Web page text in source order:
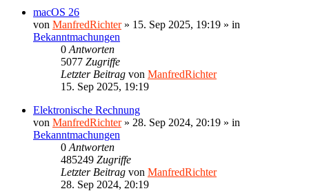
macOS 26
von ManfredRichter» 15. Sep 2025, 19:19 » in
Bekanntmachungen
0 Antworten
5077 Zugriffe
Letzter Beitrag von ManfredRichter
15. Sep 2025, 19:19
Elektronische Rechnung
von ManfredRichter» 28. Sep 2024, 20:19 » in
Bekanntmachungen
0 Antworten
485249 Zugriffe
Letzter Beitrag von ManfredRichter
28. Sep 2024, 20:19